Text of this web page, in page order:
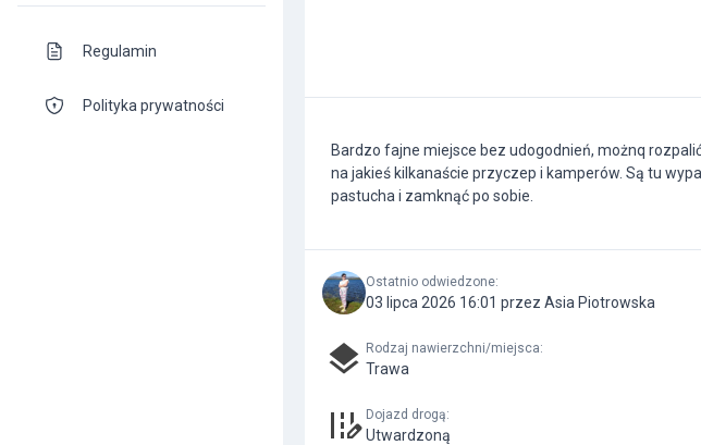
Regulamin
Polityka prywatności
Bardzo fajne miejsce bez udogodnień, możnq
na jakieś kilkanaście przyczep i kamperów. Są tu
pastucha i zamknąć po sobie.
Ostatnio odwiedzone:
03 lipca 2026 16:01 przez Asia Piotrowska
Rodzaj nawierzchni/miejsca:
Trawa
Dojazd drogą:
Utwardzoną